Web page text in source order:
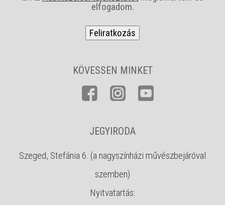
elfogadom.
KÖVESSEN MINKET
JEGYIRODA
Szeged, Stefánia 6. (a nagyszínházi művészbejáróval
szemben)
Nyitvatartás: